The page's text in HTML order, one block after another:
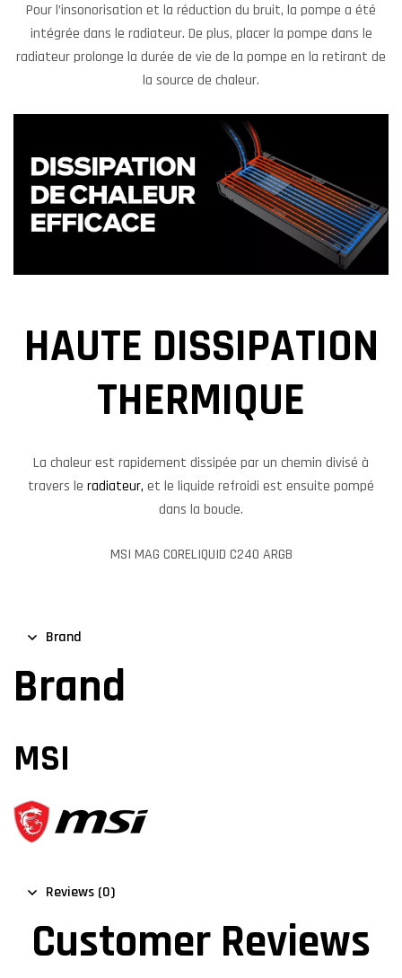
Pour l’insonorisation et la réduction du bruit, la pompe a été
intégrée dans le radiateur. De plus, placer la pompe dans le
radiateur prolonge la durée de vie de la pompe en la retirant de
la source de chaleur.
HAUTE DISSIPATION
THERMIQUE
La chaleur est rapidement dissipée par un chemin divisé à
travers le radiateur, et le liquide refroidi est ensuite pompé
dans la boucle.
MSI MAG CORELIQUID C240 ARGB
Brand
Brand
MSI
Reviews (0)
Customer Reviews